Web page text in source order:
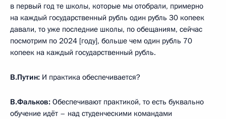
в первый год те школы, которые мы отобрали, примерно
на каждый государственный рубль один рубль 30 копеек
давали, то уже последние школы, по обещаниям, сейчас
посмотрим по 2024 [году], больше чем один рубль 70
копеек на каждый государственный рубль.
В.Путин: И практика обеспечивается?
В.Фальков: Обеспечивают практикой, то есть буквально
обучение идёт – над студенческими командами